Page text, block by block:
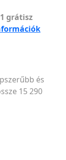
grátisz
és
15 290